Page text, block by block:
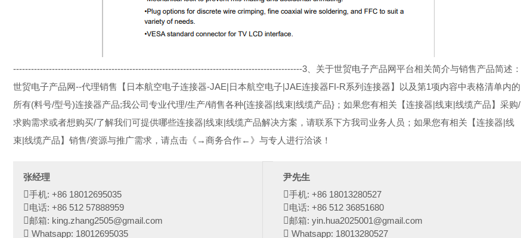
-------------------------------------------------------------------------------------------------3、关于世贸电子产品网平台相关简介与销售产品简述：
世贸电子产品网--代理销售【日本航空电子连接器-JAE|日本航空电子|JAE连接器FI-R系列连接器】以及第1项内容中表格清单内的
所有(料号/型号)连接器产品;我公司专业代理/生产/销售各种{连接器|线束|线缆产品}；如果您有相关【连接器|线束|线缆产品】采购/
求购需求或者想购买/了解我们可提供哪些连接器|线束|线缆产品解决方案，请联系下方我司业务人员；如果您有相关【连接器|线
束|线缆产品】销售/资源与推广需求，请点击《→商务合作←》与专人进行洽谈！
张经理
手机: +86 18012695035
电话: +86 512 57888959
邮箱: king.zhang2505@gmail.com
Whatsapp: 18012695035
尹先生
手机: +86 18013280527
电话: +86 512 36851680
邮箱: yin.hua2025001@gmail.com
Whatsapp: 18013280527